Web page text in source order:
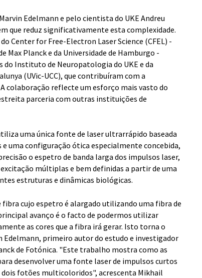
Edelmann e pelo cientista do UKE Andreu
que reduz significativamente esta complexidade.
Center for Free-Electron Laser Science (CFEL) -
Max Planck e da Universidade de Hamburgo -
Instituto de Neuropatologia do UKE e da
(UVic-UCC), que contribuíram com a
colaboração reflecte um esforço mais vasto do
parceria com outras instituições de
uma única fonte de laser ultrarrápido baseada
uma configuração ótica especialmente concebida,
o espetro de banda larga dos impulsos laser,
múltiplas e bem definidas a partir de uma
estruturas e dinâmicas biológicas.
cujo espetro é alargado utilizando uma fibra de
avanço é o facto de podermos utilizar
as cores que a fibra irá gerar. Isto torna o
primeiro autor do estudo e investigador
de Fotónica. "Este trabalho mostra como as
desenvolver uma fonte laser de impulsos curtos
fotões multicoloridos", acrescenta Mikhail